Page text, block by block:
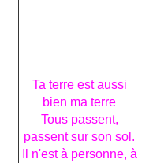
Ta terre est aussi
bien ma terre
Tous passent,
passent sur son sol.
Il n'est à personne, à